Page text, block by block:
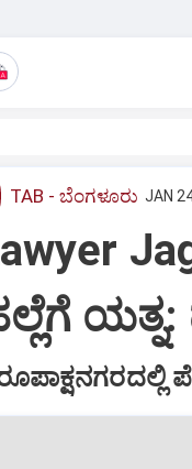
TAB - ಬೆಂಗಳೂರು JAN
ಯತ್ನ: